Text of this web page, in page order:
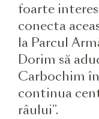
foarte
conecta
la Parcul
Dorim să
Carbochim
continua
râului”.